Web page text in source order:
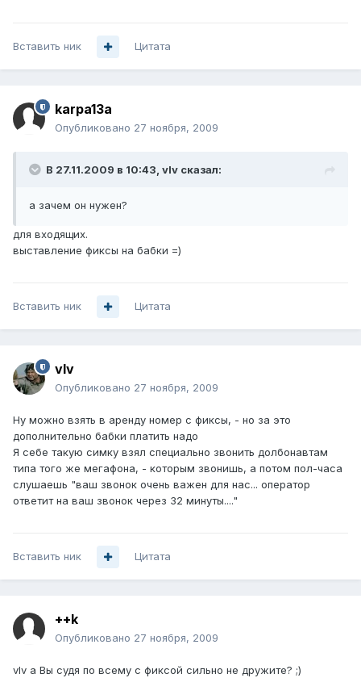
Вставить ник Цитата
karpa13a
Опубликовано 27 ноября, 2009
В 27.11.2009 в 10:43, vIv сказал:
а зачем он нужен?
для входящих.
выставление фиксы на бабки =)
Вставить ник Цитата
vIv
Опубликовано 27 ноября, 2009
Ну можно взять в аренду номер с фиксы, - но за это
дополнительно бабки платить надо
Я себе такую симку взял специально звонить долбонавтам
типа того же мегафона, - которым звонишь, а потом пол-часа
слушаешь "ваш звонок очень важен для нас... оператор
ответит на ваш звонок через 32 минуты...."
Вставить ник Цитата
++k
Опубликовано 27 ноября, 2009
vIv а Вы судя по всему с фиксой сильно не дружите? ;)